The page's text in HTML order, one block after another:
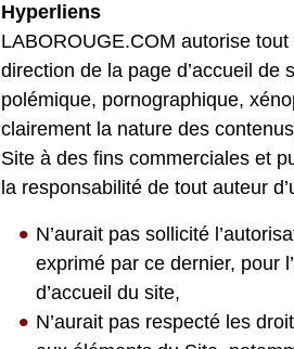
Hyperliens
LABOROUGE.COM autorise
direction de la page d’accueil de
polémique, pornographique,
clairement la nature des
Site à des fins commerciales et
la responsabilité de tout auteur
N’aurait pas sollicité
exprimé par ce dernier, pour
d’accueil du site,
N’aurait pas respecté les